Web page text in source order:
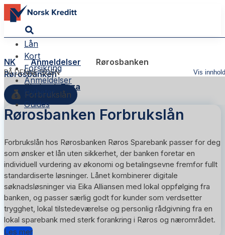
Lån
Kort
Forsikring
Anmeldelser
Nyheter
Guides
NK Anmeldelser Rørosbanken
PÅ DENNE SIDEN Vis innhold
Rørosbanken
Skribent:Reza
Forbrukslån
Rørosbanken Forbrukslån
Forbrukslån hos Rørosbanken Røros Sparebank passer for deg
som ønsker et lån uten sikkerhet, der banken foretar en
individuell vurdering av økonomi og betalingsevne fremfor fullt
standardiserte løsninger. Lånet kombinerer digitale
søknadsløsninger via Eika Alliansen med lokal oppfølging fra
banken, og passer særlig godt for kunder som verdsetter
trygghet, lokal tilstedeværelse og personlig rådgivning fra en
lokal sparebank med sterk forankring i Røros og nærområdet.
Les mer